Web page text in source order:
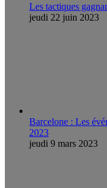
Les tactiques
jeudi 22 juin 2023
Barcelone : Les
2023
jeudi 9 mars 2023